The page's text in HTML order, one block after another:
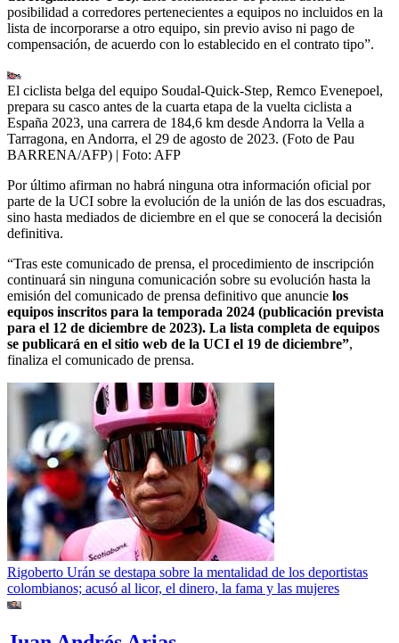
posibilidad a corredores pertenecientes a equipos no incluidos en la
lista de incorporarse a otro equipo, sin previo aviso ni pago de
compensación, de acuerdo con lo establecido en el contrato tipo”.
El ciclista belga del equipo Soudal-Quick-Step, Remco Evenepoel,
prepara su casco antes de la cuarta etapa de la vuelta ciclista a
España 2023, una carrera de 184,6 km desde Andorra la Vella a
Tarragona, en Andorra, el 29 de agosto de 2023. (Foto de Pau
BARRENA/AFP) | Foto: AFP
Por último afirman no habrá ninguna otra información oficial por
parte de la UCI sobre la evolución de la unión de las dos escuadras,
sino hasta mediados de diciembre en el que se conocerá la decisión
definitiva.
“Tras este comunicado de prensa, el procedimiento de inscripción
continuará sin ninguna comunicación sobre su evolución hasta la
emisión del comunicado de prensa definitivo que anuncie los
equipos inscritos para la temporada 2024 (publicación prevista
para el 12 de diciembre de 2023). La lista completa de equipos
se publicará en el sitio web de la UCI el 19 de diciembre”,
finaliza el comunicado de prensa.
Rigoberto Urán se destapa sobre la mentalidad de los deportistas
colombianos; acusó al licor, el dinero, la fama y las mujeres